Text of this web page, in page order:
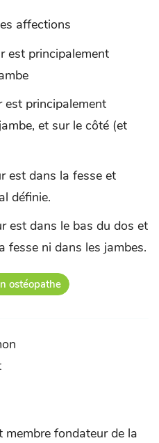
affections
est principalement
est principalement
et sur le côté (et
est dans la fesse et
définie.
est dans le bas du dos et
fesse ni dans les jambes.
ostéopathe
membre fondateur de la